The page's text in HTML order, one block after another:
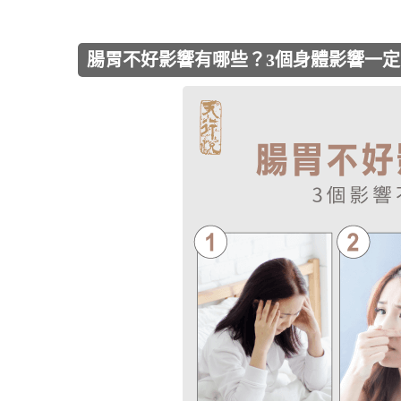
腸胃不好影響有哪些？3個身體影響一